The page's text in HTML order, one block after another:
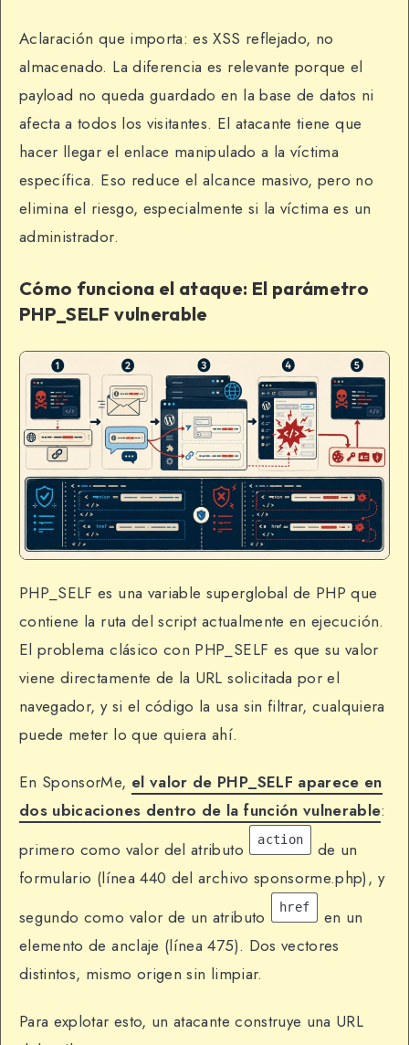
Aclaración que importa: es XSS reflejado, no
almacenado. La diferencia es relevante porque el
payload no queda guardado en la base de datos ni
afecta a todos los visitantes. El atacante tiene que
hacer llegar el enlace manipulado a la víctima
específica. Eso reduce el alcance masivo, pero no
elimina el riesgo, especialmente si la víctima es un
administrador.
Cómo funciona el ataque: El parámetro
PHP_SELF vulnerable
PHP_SELF es una variable superglobal de PHP que
contiene la ruta del script actualmente en ejecución.
El problema clásico con PHP_SELF es que su valor
viene directamente de la URL solicitada por el
navegador, y si el código la usa sin filtrar, cualquiera
puede meter lo que quiera ahí.
En SponsorMe, el valor de PHP_SELF aparece en
dos ubicaciones dentro de la función vulnerable:
primero como valor del atributo
action
de un
formulario (línea 440 del archivo sponsorme.php), y
segundo como valor de un atributo
href
en un
elemento de anclaje (línea 475). Dos vectores
distintos, mismo origen sin limpiar.
Para explotar esto, un atacante construye una URL